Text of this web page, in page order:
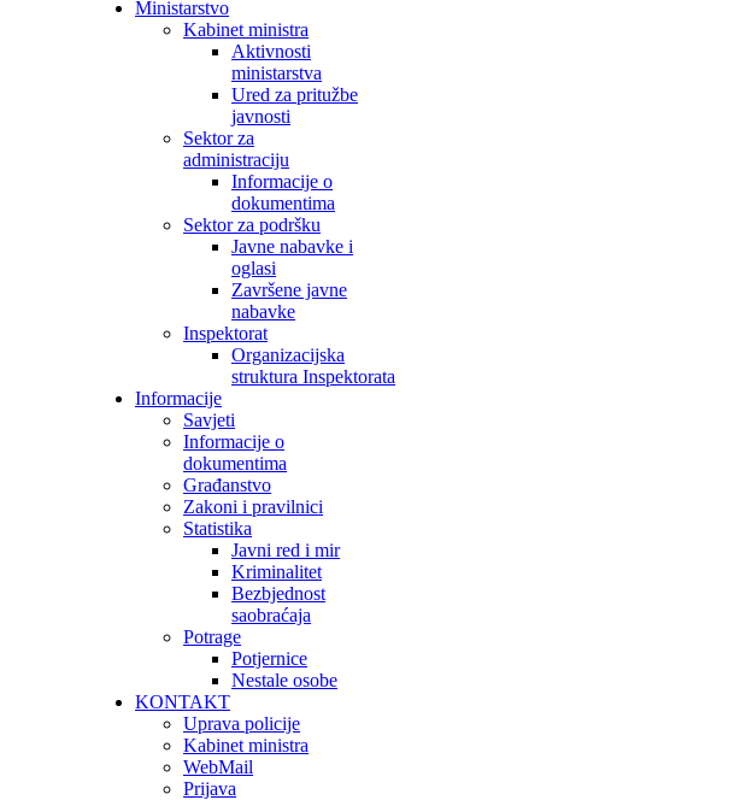
Ministarstvo
Kabinet ministra
Aktivnosti
ministarstva
Ured za pritužbe
javnosti
Sektor za
administraciju
Informacije o
dokumentima
Sektor za podršku
Javne nabavke i
oglasi
Završene javne
nabavke
Inspektorat
Organizacijska
struktura Inspektorata
Informacije
Savjeti
Informacije o
dokumentima
Građanstvo
Zakoni i pravilnici
Statistika
Javni red i mir
Kriminalitet
Bezbjednost
saobraćaja
Potrage
Potjernice
Nestale osobe
KONTAKT
Uprava policije
Kabinet ministra
WebMail
Prijava